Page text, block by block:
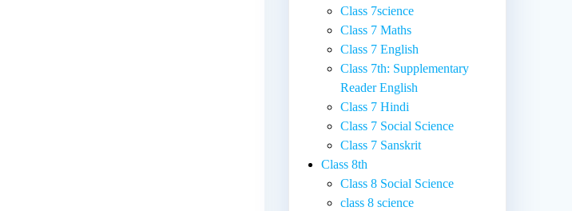
Class 7science
Class 7 Maths
Class 7 English
Class 7th: Supplementary
Reader English
Class 7 Hindi
Class 7 Social Science
Class 7 Sanskrit
Class 8th
Class 8 Social Science
class 8 science